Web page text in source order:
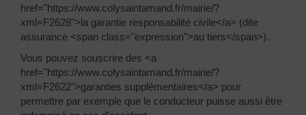
href="https://www.colysaintamand.fr/mairie/?
xml=F2628">la garantie responsabilité civile</a> (dite
assurance <span class="expression">au tiers</span>).
Vous pouvez souscrire des <a
href="https://www.colysaintamand.fr/mairie/?
xml=F2622">garanties supplémentaires</a> pour
permettre par exemple que le conducteur puisse aussi être